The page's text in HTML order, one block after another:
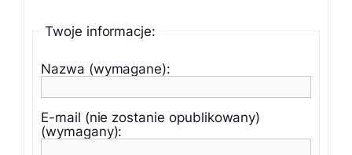
Twoje informacje:
Nazwa (wymagane):
E-mail (nie zostanie opublikowany)
(wymagany):